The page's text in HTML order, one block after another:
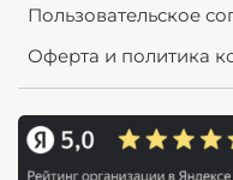
Пользовательское
Оферта и политика